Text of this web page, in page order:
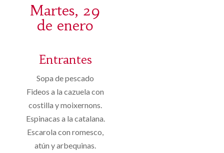
Martes, 29
de enero
Entrantes
Sopa de pescado
Fideos a la cazuela con
costilla y moixernons.
Espinacas a la catalana.
Escarola con romesco,
atún y arbequinas.